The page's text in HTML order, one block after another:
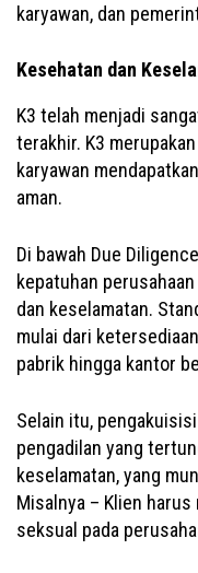
karyawan, dan
Kesehatan dan
K3 telah menjadi
terakhir. K3
karyawan
aman.
Di bawah Due
kepatuhan
dan keselamatan.
mulai dari
pabrik hingga kantor
Selain itu,
pengadilan yang
keselamatan, yang
Misalnya – Klien
seksual pada